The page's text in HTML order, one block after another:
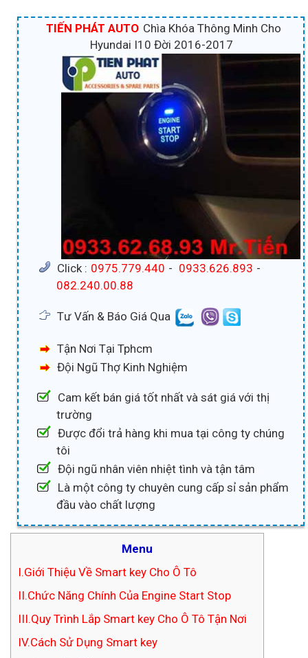
TIẾN PHÁT AUTO Chìa Khóa Thông Minh Cho
Hyundai I10 Đời 2016-2017
Click : 0975.779.440 - 0933.626.893 -
082.240.00.88
Tư Vấn & Báo Giá Qua
Tận Nơi Tại Tphcm
Đội Ngũ Thợ Kinh Nghiệm
Cam kết bán giá tốt nhất và sát giá với thị
trường
Được đổi trả hàng khi mua tại công ty chúng
tôi
Đội ngũ nhân viên nhiệt tình và tận tâm
Là một công ty chuyên cung cấp sỉ sản phẩm
đầu vào chất lượng
Menu
I.Giới Thiệu Về Smart key Cho Ô Tô
II.Chức Năng Chính Của Engine Start Stop
III.Quy Trình Lắp Smart key Cho Ô Tô Tận Nơi
IV.Cách Sử Dụng Smart key